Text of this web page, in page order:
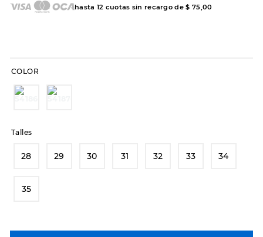
hasta 12 cuotas sin recargo de$ 75 00
COLOR
Talles
28 29 30 31 32 33 34
35